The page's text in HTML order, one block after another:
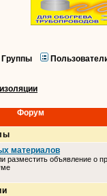
Группы
Форум
материалов
разместить объявление о